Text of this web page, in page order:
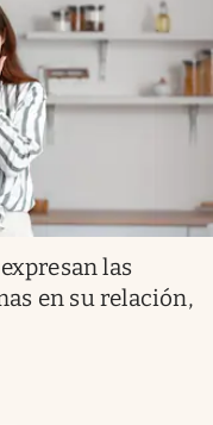
las
en su relación,